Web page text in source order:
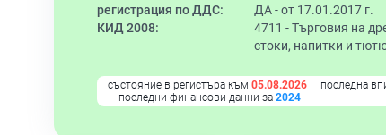
регистрация по ДДС:
ДА - от 17.01.2017 г.
КИД 2008:
4711 -Търговия на
стоки, напитки и
състояние в регистъра към 05.08.2026 последна
последни финансови данни за 2024